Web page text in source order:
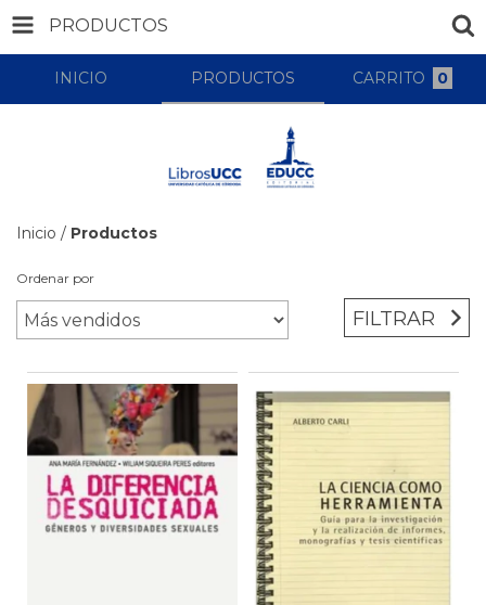
PRODUCTOS
INICIO PRODUCTOS CARRITO 0
Inicio / Productos
Ordenar por
FILTRAR